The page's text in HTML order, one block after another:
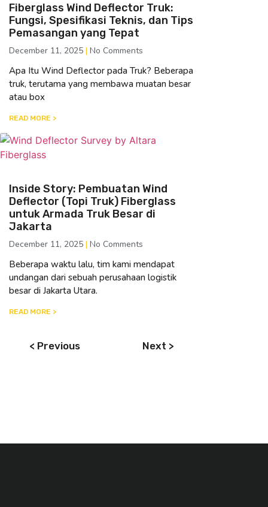
Fiberglass Wind Deflector Truk:
Fungsi, Spesifikasi Teknis, dan Tips
Pemasangan yang Tepat
December 11, 2025 No Comments
Apa Itu Wind Deflector pada Truk? Beberapa
truk, terutama yang membawa muatan besar
atau box
READ MORE >
Inside Story: Pembuatan Wind
Deflector (Topi Truk) Fiberglass
untuk Armada Truk Besar di
Jakarta
December 11, 2025 No Comments
Beberapa waktu lalu, tim kami mendapat
undangan dari sebuah perusahaan logistik
besar di Jakarta Utara.
READ MORE >
< Previous Next >